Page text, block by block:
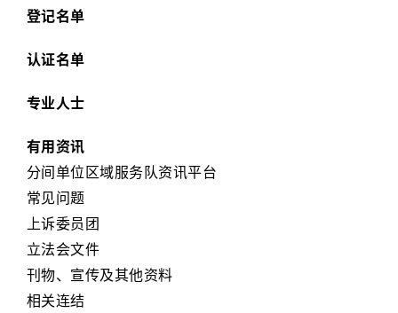
登记名单
认证名单
专业人士
有用资讯
分间单位区域服务队资讯平台
常见问题
上诉委员团
立法会文件
刊物、宣传及其他资料
相关连结